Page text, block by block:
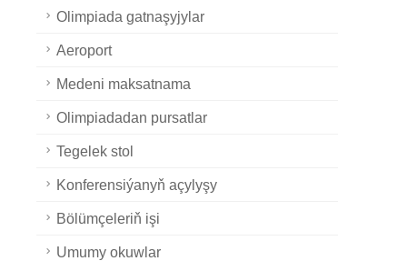
Olimpiada gatnaşyjylar
Aeroport
Medeni maksatnama
Olimpiadadan pursatlar
Tegelek stol
Konferensiýanyň açylyşy
Bölümçeleriň işi
Umumy okuwlar